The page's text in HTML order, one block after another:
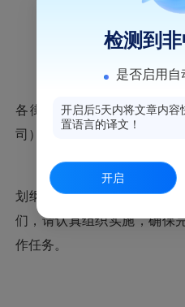
各街道办事处、洪山镇人
司），福州软件园管委会、市
《福州市鼓楼区国民经济
划纲要》已经区十八届人
们，请认真组织实施，确保
作任务。
检测到
是否启用自
开启后5天内将文章内容
置语言的译文！
开启